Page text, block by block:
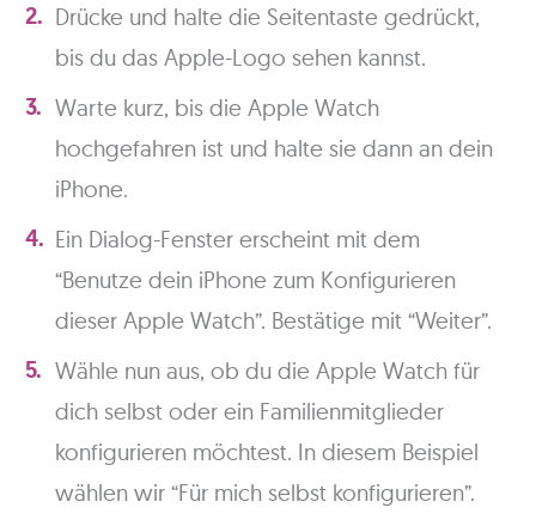
Drücke und halte die Seitentaste gedrückt,
bis du das Apple-Logo sehen kannst.
Warte kurz, bis die Apple Watch
hochgefahren ist und halte sie dann an dein
iPhone.
Ein Dialog-Fenster erscheint mit dem
“Benutze dein iPhone zum Konfigurieren
dieser Apple Watch”. Bestätige mit “Weiter”.
Wähle nun aus, ob du die Apple Watch für
dich selbst oder ein Familienmitglieder
konfigurieren möchtest. In diesem Beispiel
wählen wir “Für mich selbst konfigurieren”.